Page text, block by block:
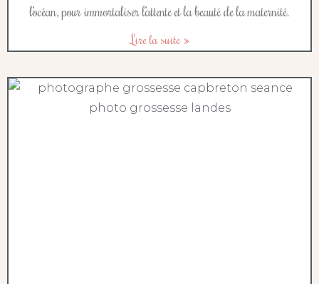
l’océan, pour immortaliser l’attente et la beauté de la maternité.
Lire la suite »